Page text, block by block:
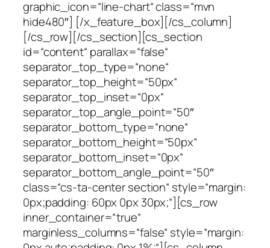
graphic_icon=“line-chart“ class=“mvn
hide480″] [/x_feature_box][/cs_column]
[/cs_row][/cs_section][cs_section
id=“content“ parallax=“false“
separator_top_type=“none“
separator_top_height=“50px“
separator_top_inset=“0px“
separator_top_angle_point=“50″
separator_bottom_type=“none“
separator_bottom_height=“50px“
separator_bottom_inset=“0px“
separator_bottom_angle_point=“50″
class=“cs-ta-center section“ style=“margin:
0px;padding: 60px 0px 30px;“][cs_row
inner_container=“true“
marginless_columns=“false“ style=“margin: